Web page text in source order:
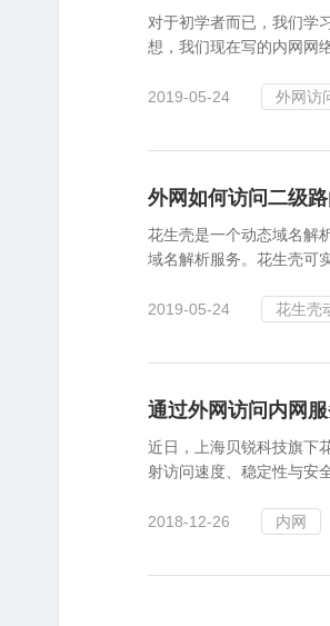
对于初学者而已，我们学
想，我们现在写的内网网
2019-05-24 外网访
外网如何访问二级
花生壳是一个动态域名解
域名解析服务。花生壳可
2019-05-24 花生壳
通过外网访问内网
近日，上海贝锐科技旗下
射访问速度、稳定性与安
2018-12-26 内网